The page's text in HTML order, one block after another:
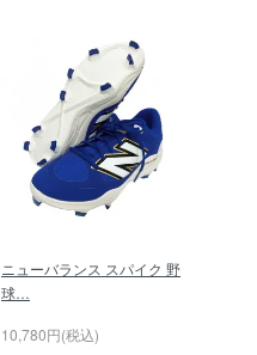
ニューバランス スパイク 野
球…
10,780円(税込)